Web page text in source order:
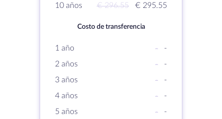
10 años
€ 296.55 € 295.55
Costo de transferencia
1 año -
-
2 años
-
-
3 años
-
-
4 años
-
-
5 años
-
-